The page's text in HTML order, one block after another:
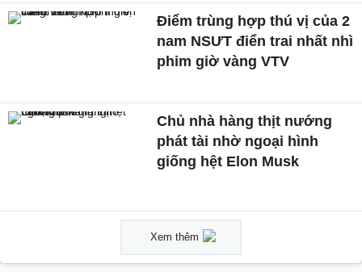
Điểm trùng hợp thú vị của 2
nam NSƯT điển trai nhất nhì
phim giờ vàng VTV
Chủ nhà hàng thịt nướng
phát tài nhờ ngoại hình
giống hệt Elon Musk
Xem thêm